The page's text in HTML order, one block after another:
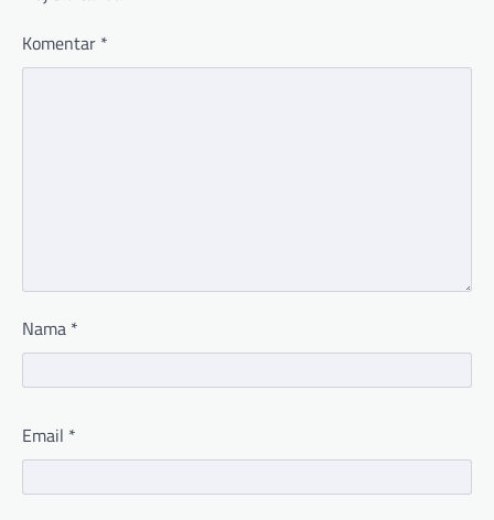
Komentar *
Nama *
Email *